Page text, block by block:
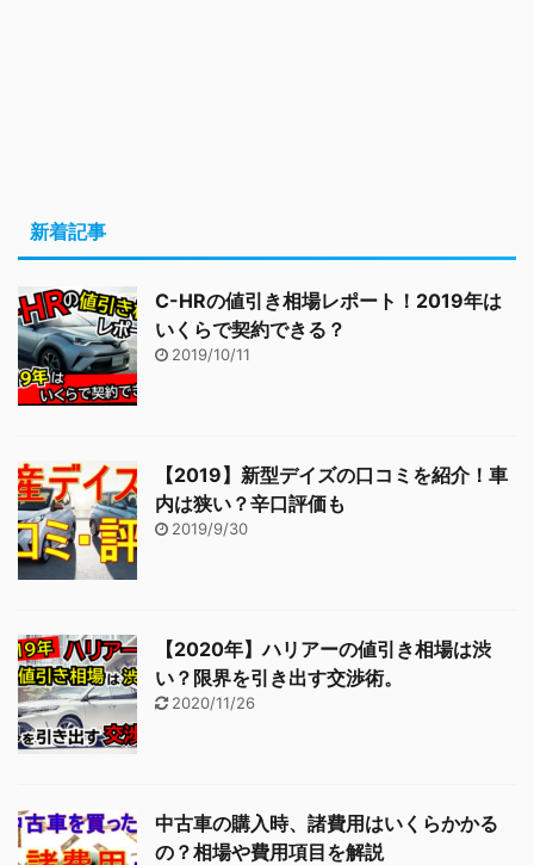
新着記事
C-HRの値引き相場レポート！2019年は
いくらで契約できる？
2019/10/11
【2019】新型デイズの口コミを紹介！車
内は狭い？辛口評価も
2019/9/30
【2020年】ハリアーの値引き相場は渋
い？限界を引き出す交渉術。
2020/11/26
中古車の購入時、諸費用はいくらかかる
の？相場や費用項目を解説